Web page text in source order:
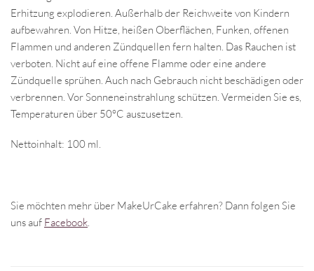
Erhitzung explodieren. Außerhalb der Reichweite von Kindern
aufbewahren. Von Hitze, heißen Oberflächen, Funken, offenen
Flammen und anderen Zündquellen fern halten. Das Rauchen ist
verboten. Nicht auf eine offene Flamme oder eine andere
Zündquelle sprühen. Auch nach Gebrauch nicht beschädigen oder
verbrennen. Vor Sonneneinstrahlung schützen. Vermeiden Sie es,
Temperaturen über 50°C auszusetzen.
Nettoinhalt: 100 ml.
Sie möchten mehr über MakeUrCake erfahren? Dann folgen Sie
uns auf Facebook.